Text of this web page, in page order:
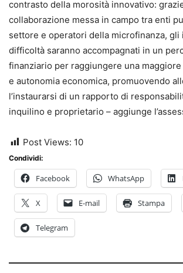
contrasto della morosità innovativo:
collaborazione messa in campo tra enti
settore e operatori della microfinanza, gli
difficoltà saranno accompagnati in un
finanziario per raggiungere una
e autonomia economica, promuovendo
l’instaurarsi di un rapporto di
inquilino e proprietario – aggiunge
Post Views: 10
Condividi:
Facebook WhatsApp
X E-mail Stampa
Telegram